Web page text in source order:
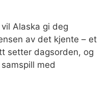
Alaska gi deg
av det kjente – et
setter dagsorden, og
med